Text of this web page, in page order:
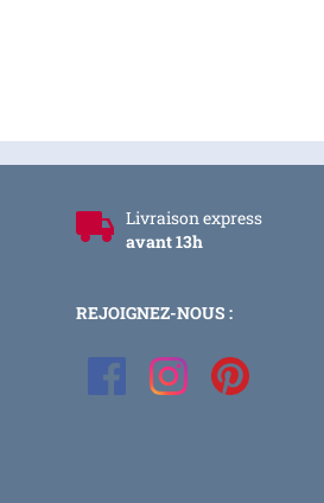
Livraison express
avant 13h
REJOIGNEZ-NOUS :